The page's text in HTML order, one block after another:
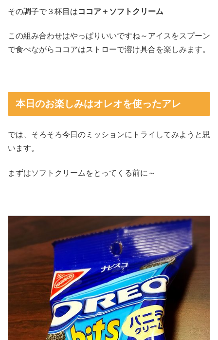
その調子で３杯目はココア＋ソフトクリーム
この組み合わせはやっぱりいいですね～アイスをスプーン
で食べながらココアはストローで溶け具合を楽しみます。
本日のお楽しみはオレオを使ったアレ
では、そろそろ今日のミッションにトライしてみようと思
います。
まずはソフトクリームをとってくる前に～